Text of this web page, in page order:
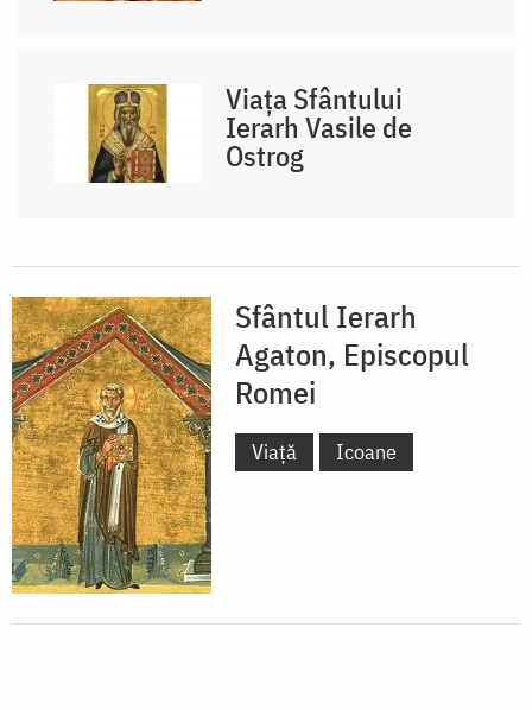
Viața Sfântului
Ierarh Vasile de
Ostrog
Sfântul Ierarh
Agaton, Episcopul
Romei
Viață Icoane